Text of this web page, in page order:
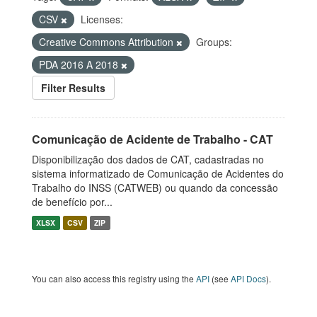
CSV
Licenses:
Creative Commons Attribution
Groups:
PDA 2016 A 2018
Filter Results
Comunicação de Acidente de Trabalho - CAT
Disponibilização dos dados de CAT, cadastradas no
sistema informatizado de Comunicação de Acidentes do
Trabalho do INSS (CATWEB) ou quando da concessão
de benefício por...
XLSX CSV ZIP
You can also access this registry using the API (see API Docs).